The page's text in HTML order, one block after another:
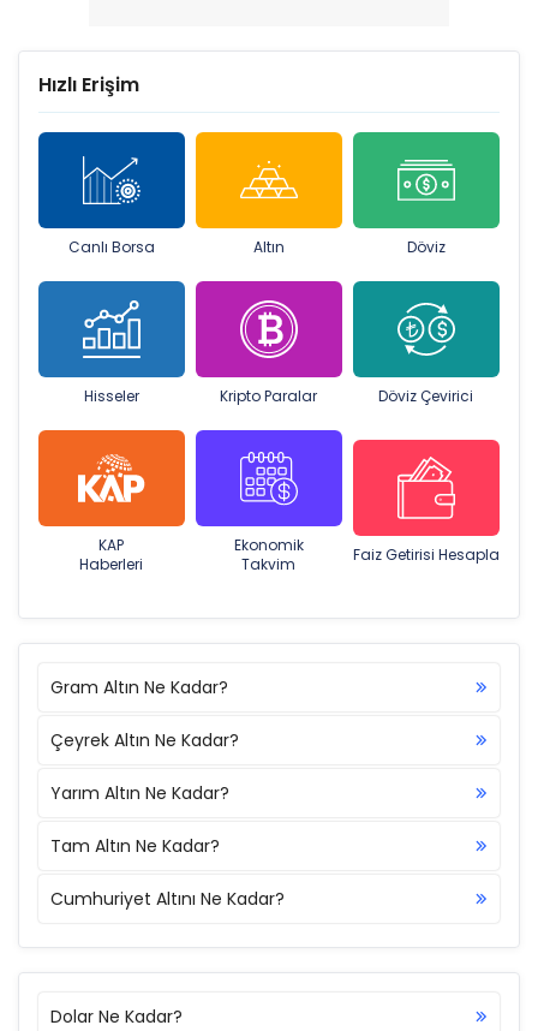
Hızlı Erişim
Canlı Borsa Altın Döviz
Hisseler Kripto Paralar Döviz Çevirici
KAP
Haberleri
Ekonomik
Takvim
Faiz Getirisi Hesapla
Gram Altın Ne Kadar?
Çeyrek Altın Ne Kadar?
Yarım Altın Ne Kadar?
Tam Altın Ne Kadar?
Cumhuriyet Altını Ne Kadar?
Dolar Ne Kadar?